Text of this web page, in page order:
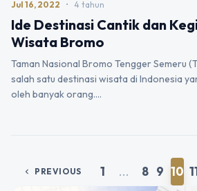
Jul 16, 2022 • 4 tahun
Ide Destinasi Cantik dan
Wisata Bromo
Taman Nasional Bromo Tengger Semeru
salah satu destinasi wisata di Indonesia
oleh banyak orang.…
chevron_left PREVIOUS 1 ... 8 9 10